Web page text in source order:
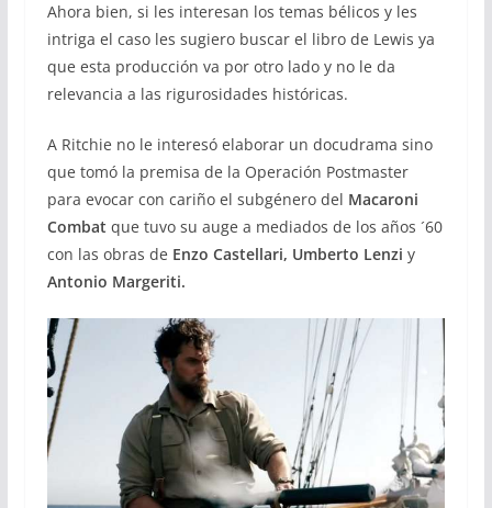
Ahora bien, si les interesan los temas bélicos y les
intriga el caso les sugiero buscar el libro de Lewis ya
que esta producción va por otro lado y no le da
relevancia a las rigurosidades históricas.
A Ritchie no le interesó elaborar un docudrama sino
que tomó la premisa de la Operación Postmaster
para evocar con cariño el subgénero del Macaroni
Combat que tuvo su auge a mediados de los años ´60
con las obras de Enzo Castellari, Umberto Lenzi y
Antonio Margeriti.